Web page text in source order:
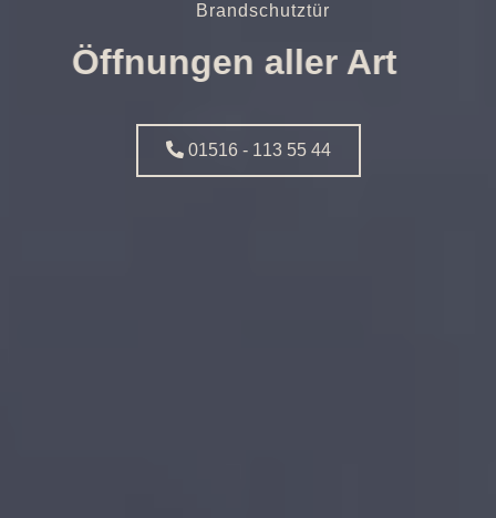
Brandschutztür
Öffnungen aller Art
01516 - 113 55 44